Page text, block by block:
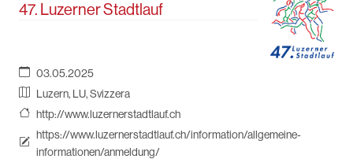
47. Luzerner Stadtlauf
03.05.2025
Luzern, LU, Svizzera
http://www.luzernerstadtlauf.ch
https://www.luzernerstadtlauf.ch/information/allgemeine-
informationen/anmeldung/